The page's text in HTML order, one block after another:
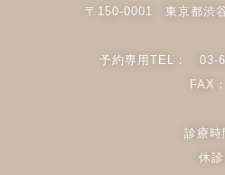
〒150-0001 東京都渋
予約専用TEL：03-
FAX
診療
休